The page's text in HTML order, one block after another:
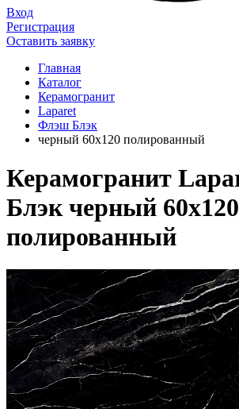
Вход
Регистрация
Оставить заявку
Главная
Каталог
Керамогранит
Laparet
Флэш Блэк
черный 60х120 полированный
Керамогранит
Блэк черный 60х120
полированный